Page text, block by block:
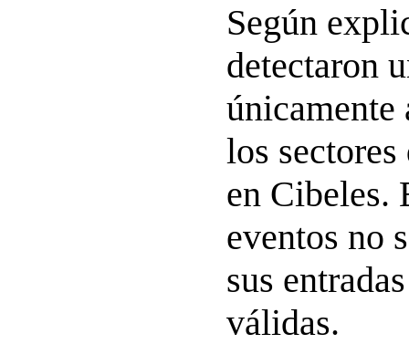
Según
detectaron
únicamente
los
en Cibeles.
eventos no
sus
válidas.